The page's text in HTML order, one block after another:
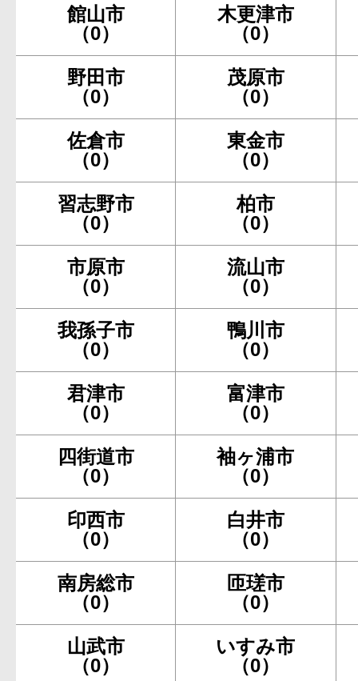
館山市
（0）
木更津市
（0）
野田市
（0）
茂原市
（0）
佐倉市
（0）
東金市
（0）
習志野市
（0）
柏市
（0）
市原市
（0）
流山市
（0）
我孫子市
（0）
鴨川市
（0）
君津市
（0）
富津市
（0）
四街道市
（0）
袖ヶ浦市
（0）
印西市
（0）
白井市
（0）
南房総市
（0）
匝瑳市
（0）
山武市
（0）
いすみ市
（0）